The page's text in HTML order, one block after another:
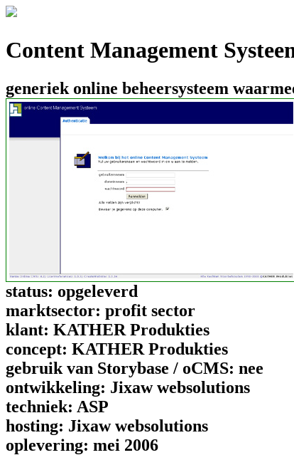
Content Management
generiek online beheersysteem
status: opgeleverd
marktsector: profit sector
klant: KATHER Produkties
concept: KATHER Produkties
gebruik van Storybase / oCMS: nee
ontwikkeling: Jixaw websolutions
techniek: ASP
hosting: Jixaw websolutions
oplevering: mei 2006